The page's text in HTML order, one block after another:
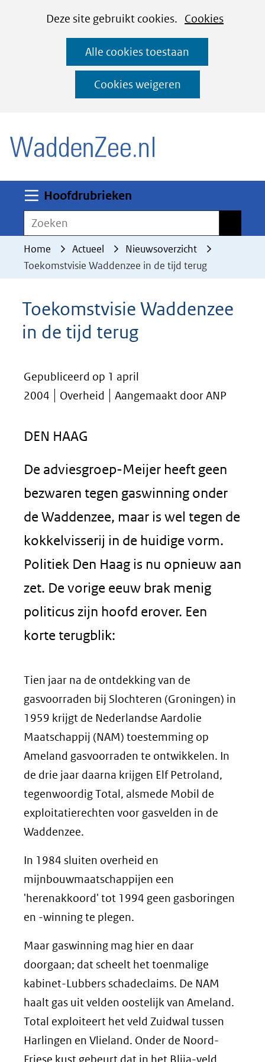
CookiesDeze site gebruikt cookies. Cookies
deze
worden
toegestaan
geweigerd.
Alle cookies toestaan
Cookies weigeren
Ga
naar
de
inhoud
Hoofdrubrieken
Zoeken
Home Actueel
Nieuwsoverzicht
Toekomstvisie Waddenzee in de tijd terug
Toekomstvisie Waddenzee
in de tijd terug
Gepubliceerd op 1 april
2004
Overheid Aangemaakt door ANP
DEN HAAG
De adviesgroep-Meijer heeft geen
bezwaren tegen gaswinning onder
de Waddenzee, maar is wel tegen de
kokkelvisserij in de huidige vorm.
Politiek Den Haag is nu opnieuw aan
zet. De vorige eeuw brak menig
politicus zijn hoofd erover. Een
korte terugblik:
Tien jaar na de ontdekking van de
gasvoorraden bij Slochteren (Groningen) in
1959 krijgt de Nederlandse Aardolie
Maatschappij (NAM) toestemming op
Ameland gasvoorraden te ontwikkelen. In
de drie jaar daarna krijgen Elf Petroland,
tegenwoordig Total, alsmede Mobil de
exploitatierechten voor gasvelden in de
Waddenzee.
In 1984 sluiten overheid en
mijnbouwmaatschappijen een
'herenakkoord' tot 1994 geen gasboringen
en -winning te plegen.
Maar gaswinning mag hier en daar
doorgaan; dat scheelt het toenmalige
kabinet-Lubbers schadeclaims. De NAM
haalt gas uit velden oostelijk van Ameland.
Total exploiteert het veld Zuidwal tussen
Harlingen en Vlieland. Onder de Noord-